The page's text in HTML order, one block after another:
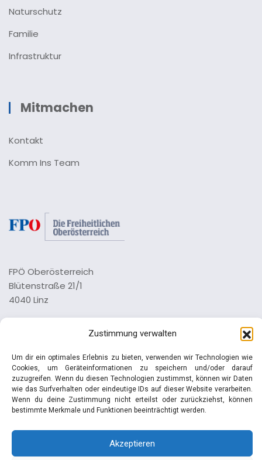
Zustimmung verwalten
Um dir ein optimales Erlebnis zu bieten, verwenden wir Technologien wie
Cookies, um Geräteinformationen zu speichern und/oder darauf
zuzugreifen. Wenn du diesen Technologien zustimmst, können wir Daten
wie das Surfverhalten oder eindeutige IDs auf dieser Website verarbeiten.
Wenn du deine Zustimmung nicht erteilst oder zurückziehst, können
bestimmte Merkmale und Funktionen beeinträchtigt werden.
Akzeptieren
Naturschutz
Familie
Infrastruktur
Mitmachen
Kontakt
Komm Ins Team
FPÖ Oberösterreich
Blütenstraße 21/1
4040 Linz
Datenschutz